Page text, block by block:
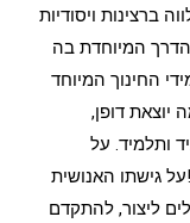
ברצינות ויסודיות
המיוחדת בה
החינוך המיוחד
יוצאת דופן,
ותלמיד. על
גישתו האנושית
ליצור, להתקדם